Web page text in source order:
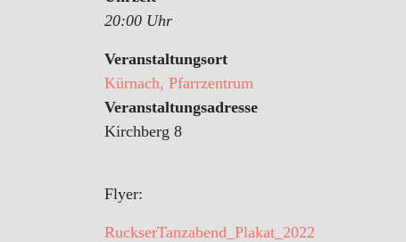
20:00 Uhr
Veranstaltungsort
Kürnach, Pfarrzentrum
Veranstaltungsadresse
Kirchberg 8
Flyer:
RuckserTanzabend_Plakat_2022